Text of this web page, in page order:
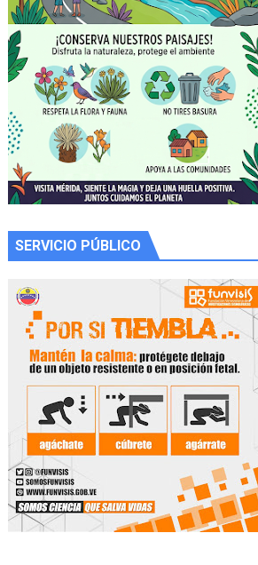
SERVICIO PÚBLICO